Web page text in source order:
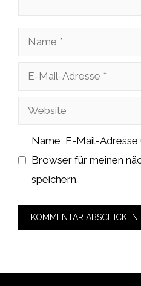
Name
Adresse
Website
Name, E-Mail-Adresse
Browser für meinen
speichern.